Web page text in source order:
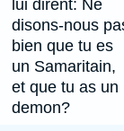
lui dirent: Ne
disons-nous
bien que tu es
un Samaritain,
et que tu as un
demon?